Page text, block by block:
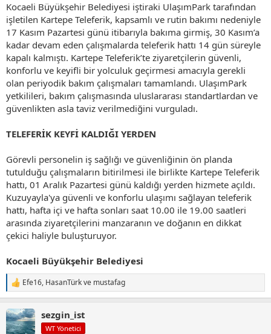
Kocaeli Büyükşehir Belediyesi iştiraki UlaşımPark tarafından
işletilen Kartepe Teleferik, kapsamlı ve rutin bakımı nedeniyle
17 Kasım Pazartesi günü itibarıyla bakıma girmiş, 30 Kasım’a
kadar devam eden çalışmalarda teleferik hattı 14 gün süreyle
kapalı kalmıştı. Kartepe Teleferik’te ziyaretçilerin güvenli,
konforlu ve keyifli bir yolculuk geçirmesi amacıyla gerekli
olan periyodik bakım çalışmaları tamamlandı. UlaşımPark
yetkilileri, bakım çalışmasında uluslararası standartlardan ve
güvenlikten asla taviz verilmediğini vurguladı.
TELEFERİK KEYFİ KALDIĞI YERDEN
Görevli personelin iş sağlığı ve güvenliğinin ön planda
tutulduğu çalışmaların bitirilmesi ile birlikte Kartepe Teleferik
hattı, 01 Aralık Pazartesi günü kaldığı yerden hizmete açıldı.
Kuzuyayla'ya güvenli ve konforlu ulaşımı sağlayan teleferik
hattı, hafta içi ve hafta sonları saat 10.00 ile 19.00 saatleri
arasında ziyaretçilerini manzaranın ve doğanın en dikkat
çekici haliyle buluşturuyor.
Kocaeli Büyükşehir Belediyesi
T
e
k
i
Efe16, HasanTürkve mustafag
sezgin_ist
WT Yönetici